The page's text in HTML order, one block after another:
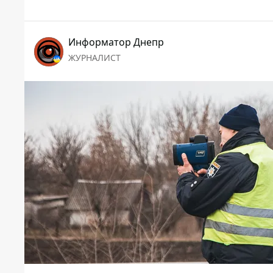
Информатор Днепр
ЖУРНАЛИСТ